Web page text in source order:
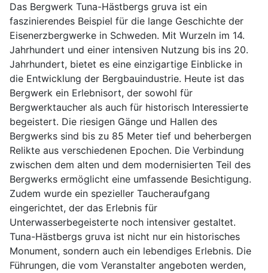
Hästbergs
gruva
ist
ein
großes,
teils
extrem,
altes
Eisenerzbergwerk
in
Mittelschweden.
Das Bergwerk Tuna-Hästbergs gruva ist ein
faszinierendes Beispiel für die lange Geschichte der
Eisenerzbergwerke in Schweden. Mit Wurzeln im 14.
Jahrhundert und einer intensiven Nutzung bis ins 20.
Jahrhundert, bietet es eine einzigartige Einblicke in
die Entwicklung der Bergbauindustrie. Heute ist das
Bergwerk ein Erlebnisort, der sowohl für
Bergwerktaucher als auch für historisch Interessierte
begeistert. Die riesigen Gänge und Hallen des
Bergwerks sind bis zu 85 Meter tief und beherbergen
Relikte aus verschiedenen Epochen. Die Verbindung
zwischen dem alten und dem modernisierten Teil des
Bergwerks ermöglicht eine umfassende Besichtigung.
Zudem wurde ein spezieller Taucheraufgang
eingerichtet, der das Erlebnis für
Unterwasserbegeisterte noch intensiver gestaltet.
Tuna-Hästbergs gruva ist nicht nur ein historisches
Monument, sondern auch ein lebendiges Erlebnis. Die
Führungen, die vom Veranstalter angeboten werden,